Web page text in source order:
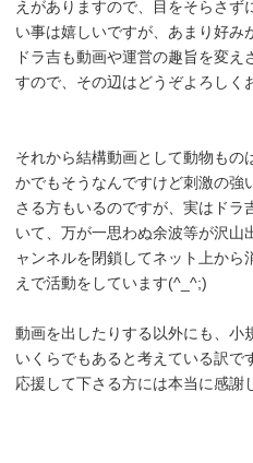
えがありますので、目をそらさず
い事は嬉しいですが、あまり好み
ドラ吉も動画や運営の趣旨を変
すので、その辺はどうぞよろしく
それから結構動画として動物もの
かでもそうなんですけど刺激の強
さる方もいるのですが、実はドラ
いて、万が一思わぬ余波等が沢山
ャンネルを閉鎖してネット上か
えで活動をしています(^_^;)
動画を出したりする以外にも、小
いくらでもあると考えている訳で
応援して下さる方には本当に感謝